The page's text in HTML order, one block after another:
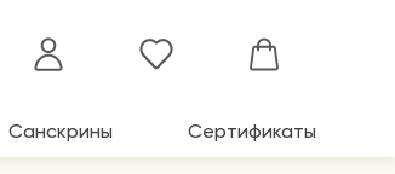
Санскрины Сертификаты